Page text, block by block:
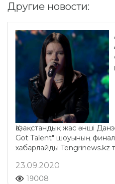
Другие новости:
Қазақстандық жас әнші
Got Talent" шоуының
хабарлайды Tengrinews.kz
23.09.2020
19008